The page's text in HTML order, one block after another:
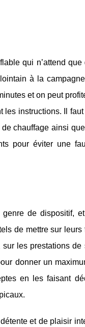
qui n’attend
à la
et on peut
instructions. Il faut
chauffage ainsi
pour éviter une
de dispositif, et
de mettre sur
sur les prestations de
donner un
en les faisant
et de plaisir